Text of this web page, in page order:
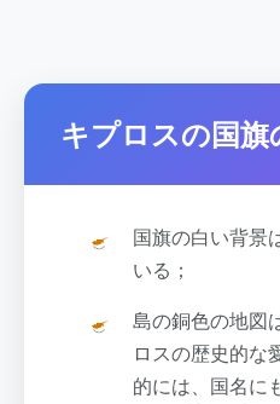
キプロスの国旗
国旗の白い背景
いる；
島の銅色の地図
ロスの歴史的な
的には、国名に